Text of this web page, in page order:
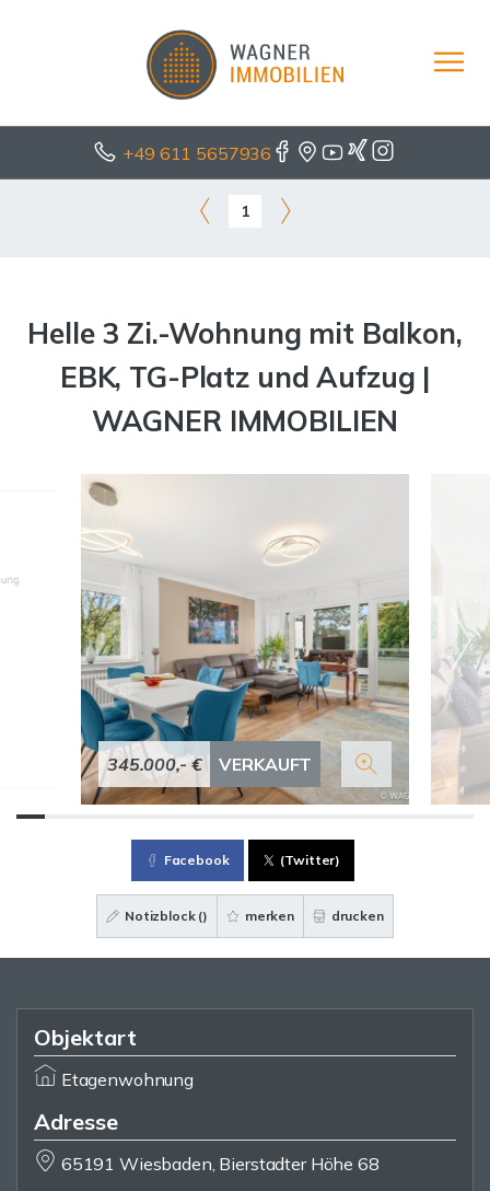
+49 611 5657936
1
Helle 3 Zi.-Wohnung mit Balkon,
EBK, TG-Platz und Aufzug |
WAGNER IMMOBILIEN
345.000,- € VERKAUFT
Facebook (Twitter)
Notizblock () merken drucken
Objektart
Etagenwohnung
Adresse
65191 Wiesbaden, Bierstadter Höhe 68